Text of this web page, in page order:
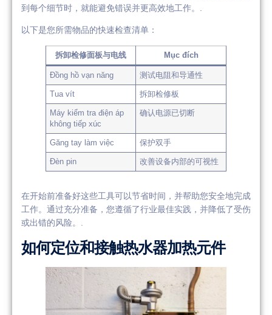
到每个细节时，就能避免错误并更高效地工作。.
以下是您所需物品的快速检查清单：
拆卸检修面板与电线 Mục đích
Đồng hồ vạn năng 测试电阻和导通性
Tua vít 拆卸检修板
Máy kiểm tra điện áp
không tiếp xúc
确认电源已切断
Găng tay làm việc 保护双手
Đèn pin 改善设备内部的可视性
在开始前准备好这些工具可以节省时间，并帮助您安全地完成
工作。通过充分准备，您遵循了行业最佳实践，并降低了受伤
或出错的风险。.
如何定位和接触热水器加热元件